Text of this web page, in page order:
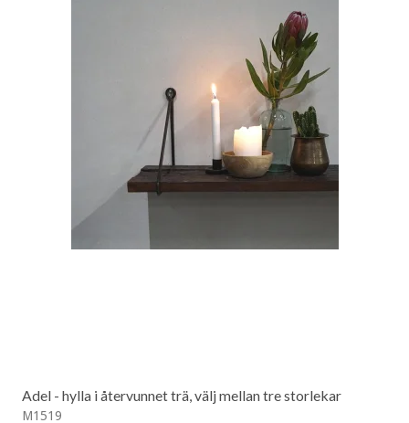
Adel - hylla i återvunnet trä, välj mellan tre storlekar
M1519